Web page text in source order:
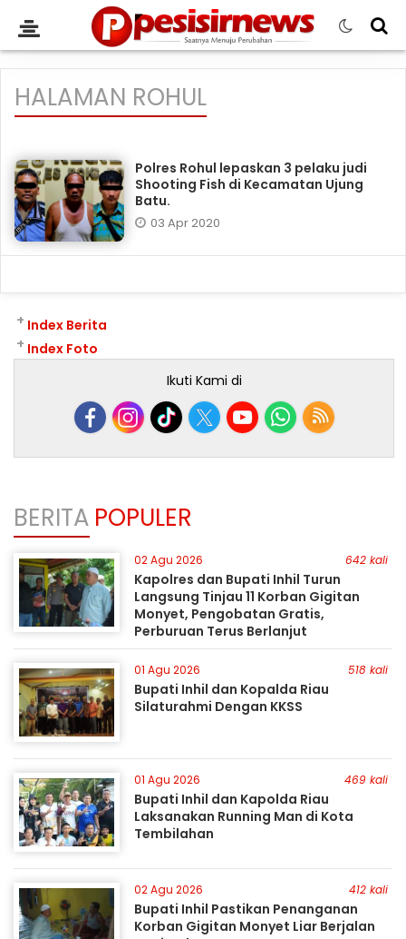
HALAMAN ROHUL
Polres Rohul lepaskan 3 pelaku judi
Shooting Fish di Kecamatan Ujung
Batu.
03 Apr 2020
Index Berita
+
Index Foto
+
Ikuti Kami di
BERITA POPULER
02 Agu 2026 642 kali
Kapolres dan Bupati Inhil Turun
Langsung Tinjau 11 Korban Gigitan
Monyet, Pengobatan Gratis,
Perburuan Terus Berlanjut
01 Agu 2026 518 kali
Bupati Inhil dan Kopalda Riau
Silaturahmi Dengan KKSS
01 Agu 2026 469 kali
Bupati Inhil dan Kapolda Riau
Laksanakan Running Man di Kota
Tembilahan
02 Agu 2026 412 kali
Bupati Inhil Pastikan Penanganan
Korban Gigitan Monyet Liar Berjalan